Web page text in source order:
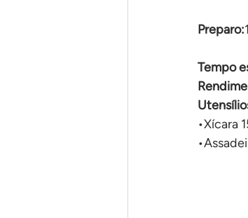
Preparo:
Tempo
•Xícara